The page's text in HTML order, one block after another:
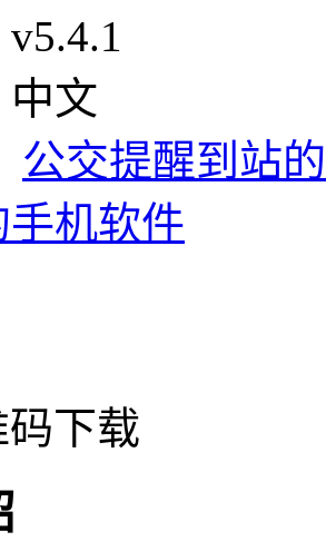
v5.4.1
中文
公交提醒到站
机软件
下载